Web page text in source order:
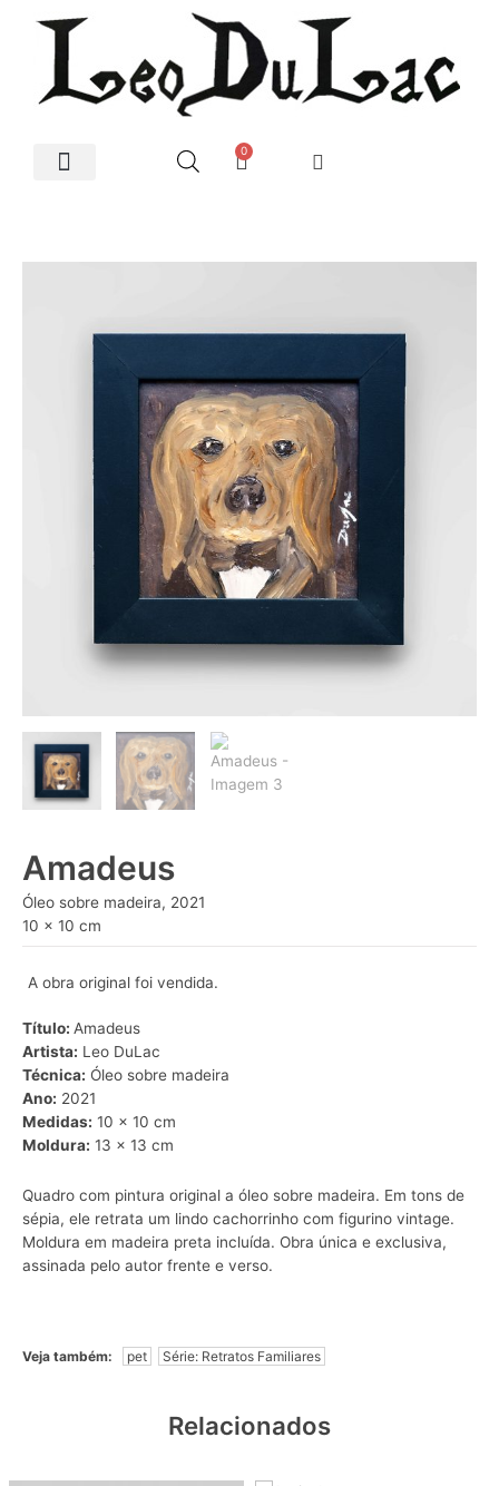
0
Amadeus
Óleo sobre madeira, 2021
10 x 10 cm
A obra original foi vendida.
Título: Amadeus
Artista: Leo DuLac
Técnica: Óleo sobre madeira
Ano: 2021
Medidas: 10 x 10 cm
Moldura: 13 x 13 cm
Quadro com pintura original a óleo sobre madeira. Em tons de
sépia, ele retrata um lindo cachorrinho com figurino vintage.
Moldura em madeira preta incluída. Obra única e exclusiva,
assinada pelo autor frente e verso.
Veja também: pet Série: Retratos Familiares
Relacionados